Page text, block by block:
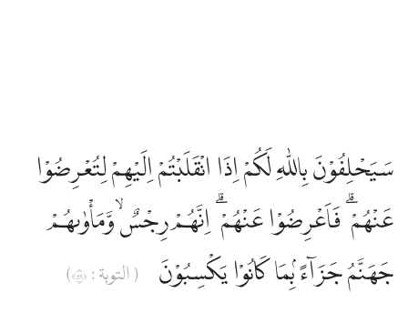
سَيَحْلِفُوْنَ بِاللّٰهِ لَكُمْ اِذَا انْقَلَبْتُمْ اِلَيْهِمْ لِتُعْرِضُوْا
عَنْهُمْ ۗ فَاَعْرِضُوْا عَنْهُمْ ۗ اِنَّهُمْ رِجْسٌۙ وَّمَأْوٰىهُمْ
جَهَنَّمُ جَزَاۤءً ۢبِمَا كَانُوْا يَكْسِبُوْنَ
( التوبة : ٩٥)